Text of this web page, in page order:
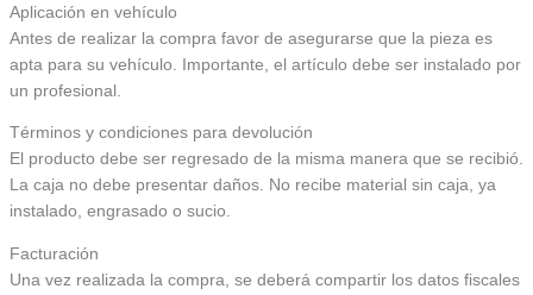
Aplicación en vehículo
Antes de realizar la compra favor de asegurarse que la pieza es
apta para su vehículo. Importante, el artículo debe ser instalado por
un profesional.
Términos y condiciones para devolución
El producto debe ser regresado de la misma manera que se recibió.
La caja no debe presentar daños. No recibe material sin caja, ya
instalado, engrasado o sucio.
Facturación
Una vez realizada la compra, se deberá compartir los datos fiscales